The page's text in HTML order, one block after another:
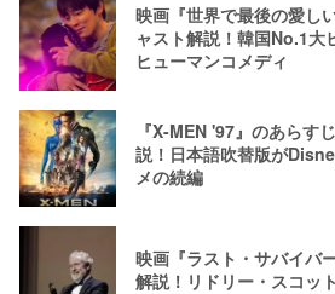
映画『世界で最後の愛し
ャスト解説！韓国No.1大
ヒューマンコメディ
『X-MEN '97』のあらす
説！日本語吹替版が
メの続編
映画『ラスト・サバイバ
解説！リドリー・スコッ